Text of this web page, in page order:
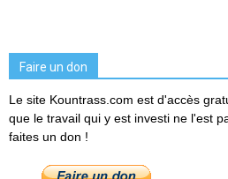
Faire un don
Le site Kountrass.com est d'accès
que le travail qui y est investi ne l'est
faites un don !